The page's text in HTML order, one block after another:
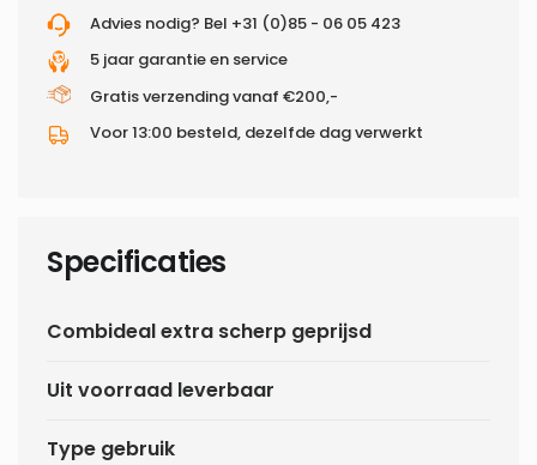
Advies nodig? Bel +31 (0)85 - 06 05 423
5 jaar garantie en service
Gratis verzending vanaf €200,-
Voor 13:00 besteld, dezelfde dag verwerkt
Specificaties
Combideal extra scherp geprijsd
Uit voorraad leverbaar
Type gebruik